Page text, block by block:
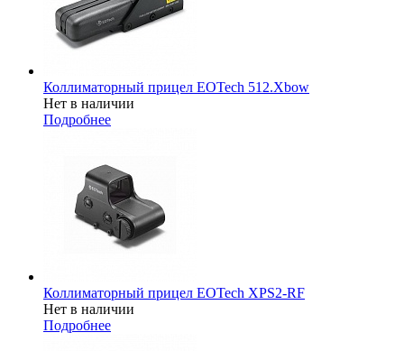
Коллиматорный прицел EOTech 512.Xbow
Нет в наличии
Подробнее
Коллиматорный прицел EOTech XPS2-RF
Нет в наличии
Подробнее